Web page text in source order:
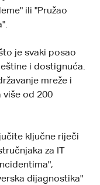
ili "Pružao
je svaki posao
i dostignuća.
mreže i
više od 200
ključne riječi
za IT
dijagnostika"